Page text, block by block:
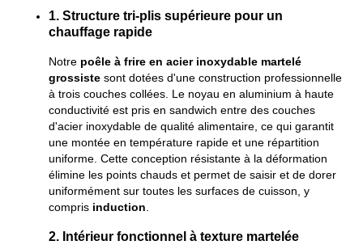
1. Structure tri-plis supérieure pour un
chauffage rapide
Notre poêle à frire en acier inoxydable martelé
grossiste sont dotées d'une construction professionnelle
à trois couches collées. Le noyau en aluminium à haute
conductivité est pris en sandwich entre des couches
d'acier inoxydable de qualité alimentaire, ce qui garantit
une montée en température rapide et une répartition
uniforme. Cette conception résistante à la déformation
élimine les points chauds et permet de saisir et de dorer
uniformément sur toutes les surfaces de cuisson, y
compris induction
2. Intérieur fonctionnel à texture martelée